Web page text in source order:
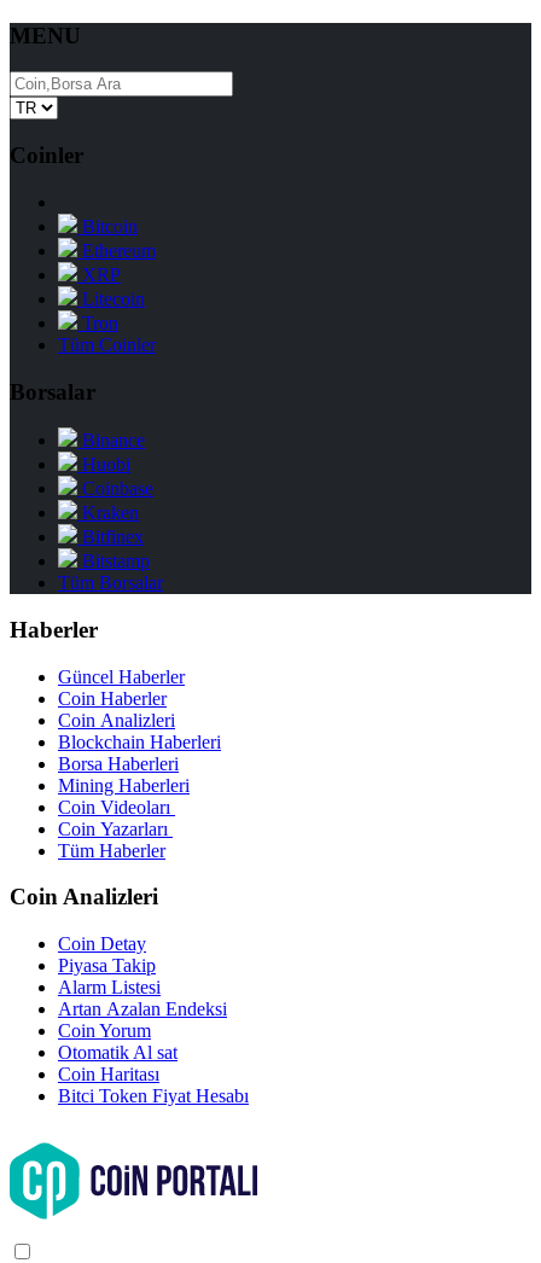
MENU
Coinler
Bitcoin
Ethereum
XRP
Litecoin
Tron
Tüm Coinler
Borsalar
Binance
Huobi
Coinbase
Kraken
Bitfinex
Bitstamp
Tüm Borsalar
Haberler
Güncel Haberler
Coin Haberler
Coin Analizleri
Blockchain Haberleri
Borsa Haberleri
Mining Haberleri
Coin Videoları
Coin Yazarları
Tüm Haberler
Coin Analizleri
Coin Detay
Piyasa Takip
Alarm Listesi
Artan Azalan Endeksi
Coin Yorum
Otomatik Al sat
Coin Haritası
Bitci Token Fiyat Hesabı